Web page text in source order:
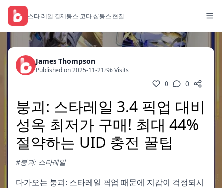
스타 레일 결제붕스 코다 샵붕스 현질
James Thompson
Published on 2025-11-21/96 Visits
0 0
붕괴: 스타레일 3.4 픽업 대비
성옥 최저가 구매! 최대 44%
절약하는 UID 충전 꿀팁
#붕괴: 스타레일
다가오는 붕괴: 스타레일 픽업 때문에 지갑이 걱정되시